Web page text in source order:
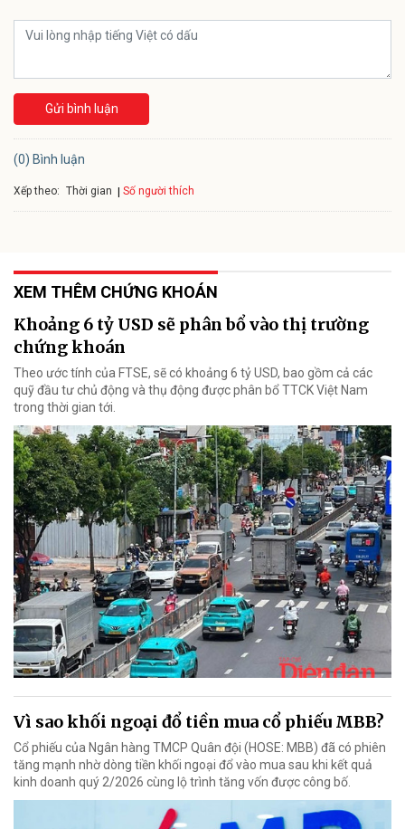
Gửi bình luận
(0) Bình luận
Xếp theo: Thời gian Số người thích
XEM THÊM CHỨNG KHOÁN
Khoảng 6 tỷ USD sẽ phân bổ vào thị trường
chứng khoán
Theo ước tính của FTSE, sẽ có khoảng 6 tỷ USD, bao gồm cả các
quỹ đầu tư chủ động và thụ động được phân bổ TTCK Việt Nam
trong thời gian tới.
Vì sao khối ngoại đổ tiền mua cổ phiếu MBB?
Cổ phiếu của Ngân hàng TMCP Quân đội (HOSE: MBB) đã có phiên
tăng mạnh nhờ dòng tiền khối ngoại đổ vào mua sau khi kết quả
kinh doanh quý 2/2026 cùng lộ trình tăng vốn được công bố.